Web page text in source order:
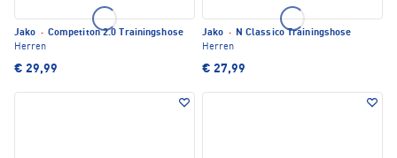
Jako · Competiton 2.0 Trainingshose
Herren
€ 29,99
Jako · N Classico Trainingshose
Herren
€ 27,99